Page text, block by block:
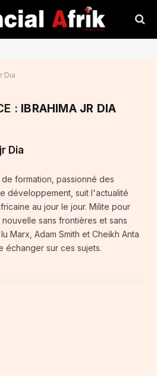
Dia
: IBRAHIMA JR DIA
Dia
de formation, passionné des
développement, suit l'actualité
au jour le jour. Milite pour
sans frontières et sans
Marx, Adam Smith et Cheikh Anta
échanger sur ces sujets.